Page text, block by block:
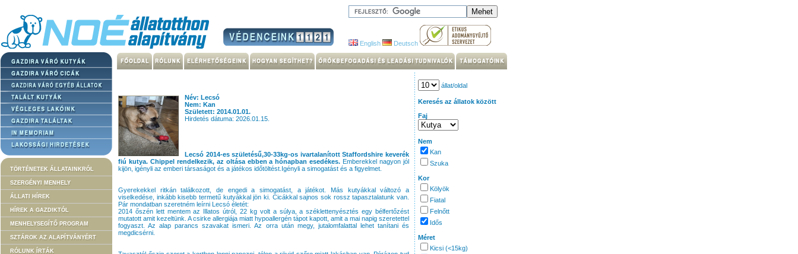
English Deutsch
TÖRTÉNETEK ÁLLATAINKRÓL
SZERGÉNYI MENHELY
ÁLLATI HÍREK
HÍREK A GAZDIKTÓL
MENHELYSEGÍTŐ PROGRAM
SZTÁROK AZ ALAPÍTVÁNYÉRT
RÓLUNK ÍRTÁK
Név: Lecsó
Nem: Kan
Született: 2014.01.01.
Hirdetés dátuma: 2026.01.15.
Lecsó 2014-es születésű,30-33kg-os ivartalanított Staffordshire keverék
fiú kutya. Chippel rendelkezik, az oltása ebben a hónapban esedékes.Emberekkel nagyon jól
kijön, igényli az emberi társaságot és a játékos időtöltést.Igényli a simogatást és a figyelmet.
Gyerekekkel ritkán találkozott, de engedi a simogatást, a játékot. Más kutyákkal változó a
viselkedése, inkább kisebb termetű kutyákkal jön ki. Cicákkal sajnos sok rossz tapasztalatunk van.
Pár mondatban szeretném leírni Lecsó életét:
2014 őszén lett mentem az Illatos útról, 22 kg volt a súlya, a széklettenyésztés egy bélfertőzést
mutatott amit kezeltünk. A csirke allergiája miatt hypoallergén tápot kapott, amit a mai napig szeretettel
fogyaszt. Az alap parancs szavakat ismeri. Az orra után megy, jutalomfalattal lehet tanítani és
megdicsérni.
állat/oldal
Keresés az állatok között
Faj
Nem
Kan
Szuka
Kor
Kölyök
Fiatal
Felnőtt
Idős
Méret
Kicsi (<15kg)